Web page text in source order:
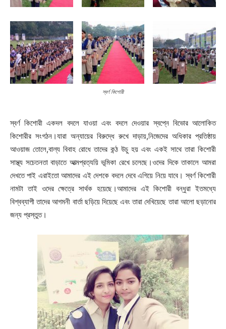
স্বর্ণ কিশোরী
স্বর্ণ কিশোরী একদল বদলে যাওয়া এবং বদলে দেওয়ার স্বপ্নে বিভোর আলোকিত
কিশোরীর সংগঠন।যারা অন্যায়ের বিরুদ্ধে রুখে দাড়ায়,নিজেদের অধিকার প্রতিষ্ঠায়
আওয়াজ তোলে,বাল্য বিবাহ রোধে তাদের কন্ঠ উচু হয় এবং একই সাথে তারা কিশোরী
সাস্থ্য সচেতনতা বাড়াতে আত্মপ্রত্যয়ি ভূমিকা রেখে চলেছে।ওদের দিকে তাকালে আমরা
দেখতে পাই এরাইতো আমাদের এই দেশকে বদলে দেবে এগিয়ে নিয়ে যাবে। স্বর্ণ কিশোরী
নামটা তাই ওদের ক্ষেত্রে সার্থক হয়েছে।আমাদের এই কিশোরী বন্ধুরা ইতমধ্যে
বিশ্বব্যাপী তাদের আগমনী বার্তা ছড়িয়ে দিয়েছে এবং তারা দেখিয়েছে তারা আলো ছড়ানোর
জন্য প্রস্তুত।